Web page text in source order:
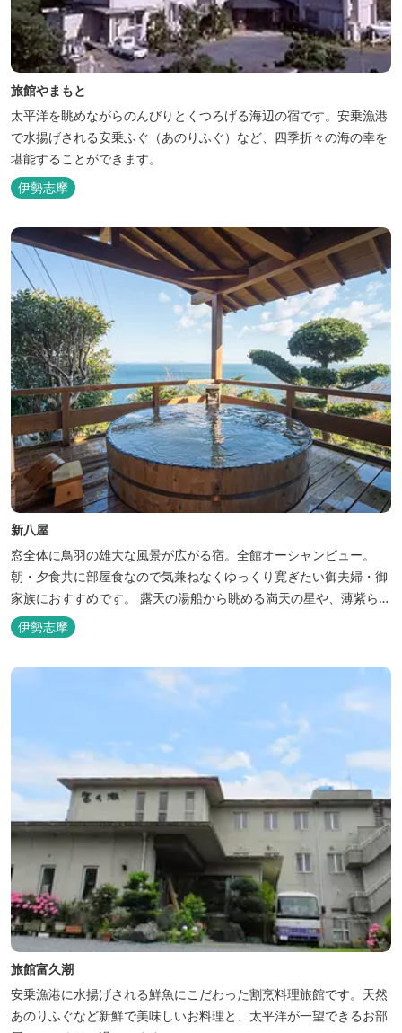
旅館やまもと
太平洋を眺めながらのんびりとくつろげる海辺の宿です。安乗漁港
で水揚げされる安乗ふぐ（あのりふぐ）など、四季折々の海の幸を
堪能することができます。
伊勢志摩
新八屋
窓全体に鳥羽の雄大な風景が広がる宿。全館オーシャンビュー。
朝・夕食共に部屋食なので気兼ねなくゆっくり寛ぎたい御夫婦・御
家族におすすめです。 露天の湯船から眺める満天の星や、薄紫ら染
まる朝の海は一見の価値有。夕食は旬の素材を大釜で蒸し上げる名
物「五右衛門蒸し」、鯛や伊勢海老の舟盛りに海鮮鍋も。
伊勢志摩
旅館富久潮
安乗漁港に水揚げされる鮮魚にこだわった割烹料理旅館です。天然
あのりふぐなど新鮮で美味しいお料理と、太平洋が一望できるお部